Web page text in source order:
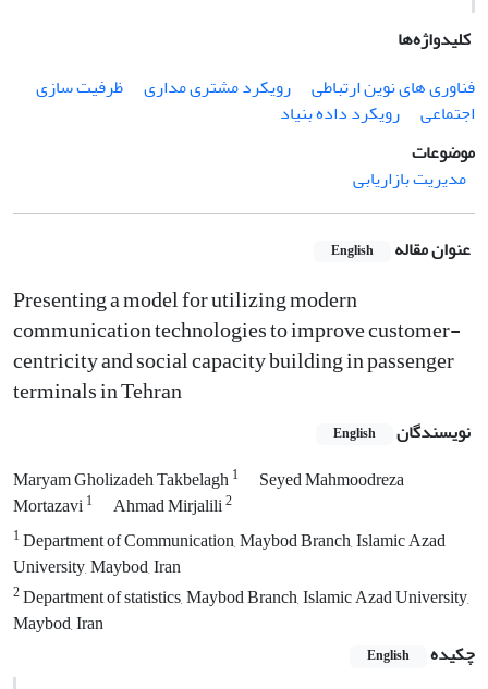
کلیدواژه‌ها
فناوری های نوین ارتباطی
رویکرد مشتری مداری
ظرفیت سازی
اجتماعی
رویکرد داده بنیاد
موضوعات
مدیریت بازاریابی
عنوان مقاله English
Presenting a model for utilizing modern
communication technologies to improve customer-
centricity and social capacity building in passenger
terminals in Tehran
نویسندگان English
Maryam Gholizadeh Takbelagh1
Seyed Mahmoodreza
Mortazavi1 Ahmad Mirjalili2
1Department of Communication, Maybod Branch, Islamic Azad
University, Maybod, Iran
2Department of statistics, Maybod Branch, Islamic Azad University,
Maybod, Iran
چکیده
English